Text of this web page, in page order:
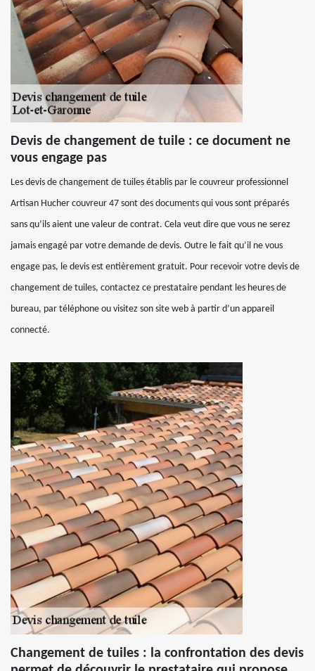
Devis de changement de tuile : ce document ne
vous engage pas
Les devis de changement de tuiles établis par le couvreur professionnel
Artisan Hucher couvreur 47 sont des documents qui vous sont préparés
sans qu’ils aient une valeur de contrat. Cela veut dire que vous ne serez
jamais engagé par votre demande de devis. Outre le fait qu’il ne vous
engage pas, le devis est entièrement gratuit. Pour recevoir votre devis de
changement de tuiles, contactez ce prestataire pendant les heures de
bureau, par téléphone ou visitez son site web à partir d’un appareil
connecté.
Changement de tuiles : la confrontation des devis